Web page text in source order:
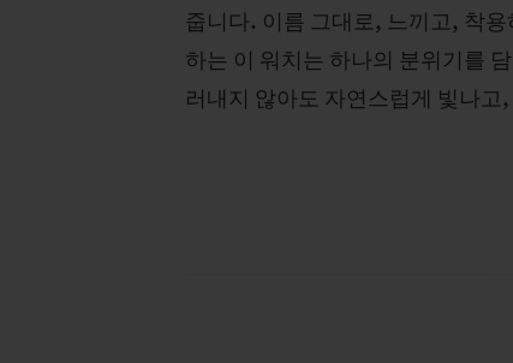
줍니다. 이름 그대로, 느끼고, 착
하는 이 워치는 하나의 분위기를
러내지 않아도 자연스럽게 빛나